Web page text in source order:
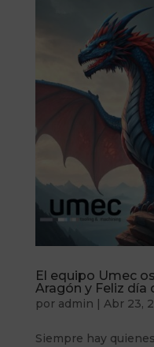
El equipo Umec
Aragón y Feliz día
por admin Abr 23,
Siempre hay